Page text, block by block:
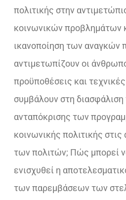
πολιτικής στην
κοινωνικών προβλημάτων
ικανοποίηση των αναγκών
αντιμετωπίζουν οι
προϋποθέσεις και τεχνικές
συμβάλουν στη διασφάλιση
ανταπόκρισης των
κοινωνικής πολιτικής στις
των πολιτών; Πώς μπορεί
ενισχυθεί η
των παρεμβάσεων των